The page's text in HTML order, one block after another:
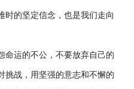
时的坚定信念，也是我们走向
运的不公，不要放弃自己的
挑战，用坚强的意志和不懈的